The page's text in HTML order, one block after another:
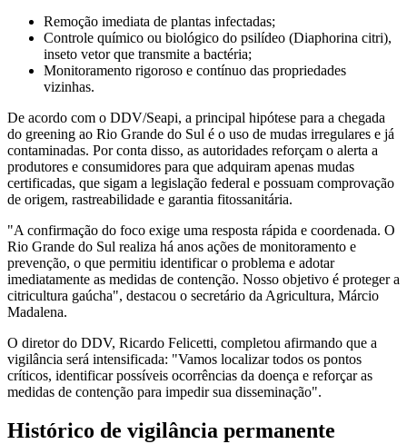
Remoção imediata de plantas infectadas;
Controle químico ou biológico do psilídeo (Diaphorina citri),
inseto vetor que transmite a bactéria;
Monitoramento rigoroso e contínuo das propriedades
vizinhas.
De acordo com o DDV/Seapi, a principal hipótese para a chegada
do greening ao Rio Grande do Sul é o uso de mudas irregulares e já
contaminadas. Por conta disso, as autoridades reforçam o alerta a
produtores e consumidores para que adquiram apenas mudas
certificadas, que sigam a legislação federal e possuam comprovação
de origem, rastreabilidade e garantia fitossanitária.
"A confirmação do foco exige uma resposta rápida e coordenada. O
Rio Grande do Sul realiza há anos ações de monitoramento e
prevenção, o que permitiu identificar o problema e adotar
imediatamente as medidas de contenção. Nosso objetivo é proteger a
citricultura gaúcha", destacou o secretário da Agricultura, Márcio
Madalena.
O diretor do DDV, Ricardo Felicetti, completou afirmando que a
vigilância será intensificada: "Vamos localizar todos os pontos
críticos, identificar possíveis ocorrências da doença e reforçar as
medidas de contenção para impedir sua disseminação".
Histórico de vigilância permanente